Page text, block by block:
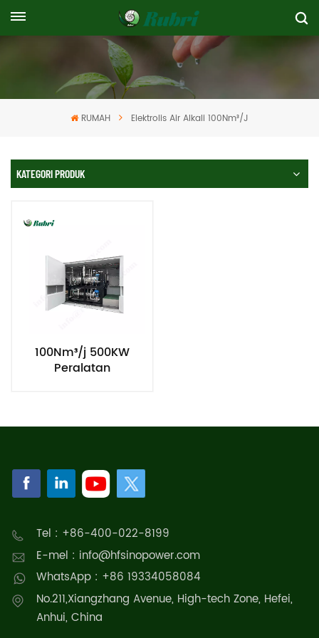
RUMAH Elektrolis Air Alkali 100Nm³/j
KATEGORI PRODUK
100Nm³/j 500KW
Peralatan
Tel : +86-400-022-8199
E-mel : info@hfsinopower.com
WhatsApp : +86 19334058084
No.211,Xiangzhang Avenue, High-tech Zone, Hefei,
Anhui, China